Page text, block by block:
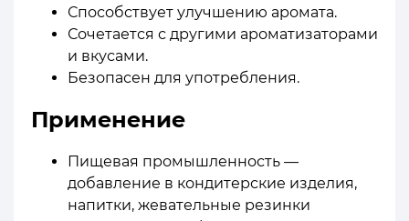
Способствует улучшению аромата.
Сочетается с другими ароматизаторами
и вкусами.
Безопасен для употребления.
Применение
Пищевая промышленность —
добавление в кондитерские изделия,
напитки, жевательные резинки